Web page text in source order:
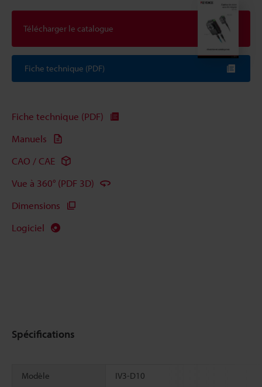
Télécharger le catalogue
Fiche technique (PDF)
Fiche technique (PDF)
Manuels
CAO / CAE
Vue à 360° (PDF 3D)
Dimensions
Logiciel
Spécifications
Modèle IV3-D10